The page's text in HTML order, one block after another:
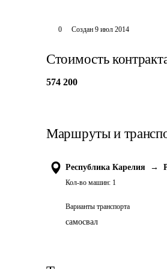
0 Создан 9 июл 2014
Стоимость
574 200
Маршруты и
Республика Карелия →
Кол-во машин: 1
Варианты транспорта
самосвал